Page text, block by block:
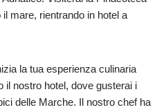
mare, rientrando in hotel a
la tua esperienza culinaria
il nostro hotel, dove gusterai i
delle Marche. Il nostro chef ha